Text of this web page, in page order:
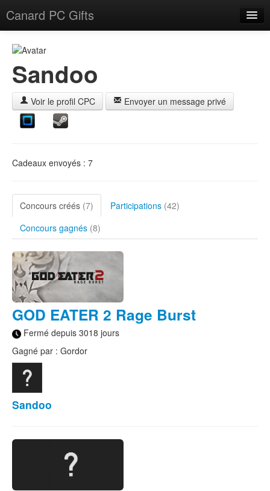
Canard PC Gifts
F.A.Q.
Connexion
Sandoo
Voir le profil CPC Envoyer un message privé
Cadeaux envoyés : 7
Concours créés (7) Participations (42)
Concours gagnés (8)
GOD EATER 2 Rage Burst
Fermé depuis 3018 jours
Gagné par : Gordor
Sandoo